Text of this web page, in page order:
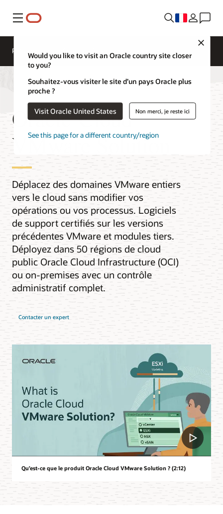
Menu
Would you like to visit an Oracle country site closer
to you?
Souhaitez-vous visiter le site d’un pays Oracle plus
proche ?
Visit Oracle United States Non merci, je reste ici
See this page for a different country/region
Présentation
Oracle Cloud
VMware Solution
Déplacez des domaines VMware entiers
vers le cloud sans modifier vos
opérations ou vos processus. Logiciels
de support certifiés sur les versions
précédentes VMware et modules tiers.
Déployez dans 50 régions de cloud
public Oracle Cloud Infrastructure (OCI)
ou on-premises avec un contrôle
administratif complet.
Contacter un expert
Qu’est-ce que le produit Oracle Cloud VMware Solution ? (2:12)